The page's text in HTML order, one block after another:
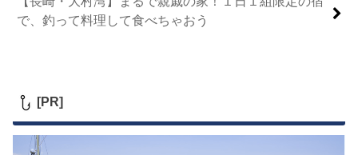
で、釣って料理して食べちゃおう
[PR]